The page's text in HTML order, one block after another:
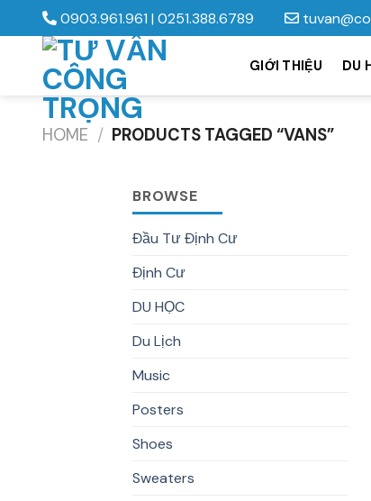
to
content
0903.961.961 | 0251.388.6789
GIỚI THIỆU DU
HOME / PRODUCTS TAGGED “VANS”
BROWSE
Đầu Tư Định Cư
Định Cư
DU HỌC
Du Lịch
Music
Posters
Shoes
Sweaters